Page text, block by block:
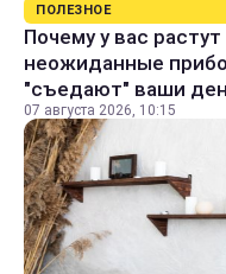
ПОЛЕЗНОЕ
Почему у вас
неожиданные
"съедают" ваши
07 августа 2026, 10:15